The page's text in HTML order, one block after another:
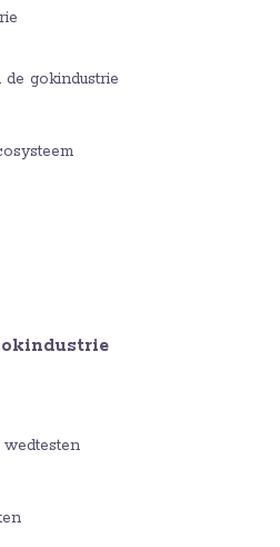
gokindustrie